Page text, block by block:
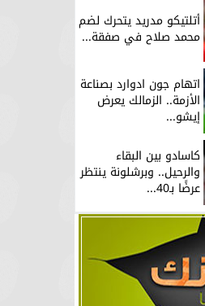
أتلتيكو مدريد يتحرك لضم
محمد صلاح في صفقة...
اتهام جون ادوارد بصناعة
الأزمة.. الزمالك يعرض
إيشو...
كاسادو بين البقاء
والرحيل.. وبرشلونة ينتظر
عرضًا بـ40...